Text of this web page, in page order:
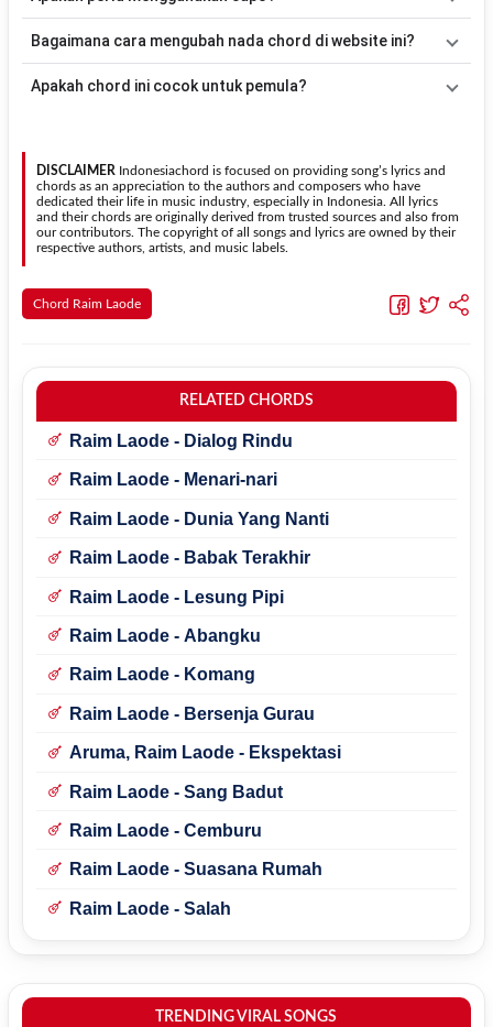
acuan, kamu dapat menggunakan pola
laguIQRO'.
kunci dasarC. Jika ingin mengikuti nada asli penyanyi, kamu dapat
kebutuhan.
Bagaimana cara mengubah nada chord di website ini?
Transpose (bawah)untuk menurunkan nada. Seluruh chord akan
Apakah chord ini cocok untuk pemula?
tanpa menghilangkan struktur dasar lagu.
DISCLAIMER Indonesiachord is focused on providing song’s lyrics and
chords as an appreciation to the authors and composers who have
dedicated their life in music industry, especially in Indonesia. All lyrics
and their chords are originally derived from trusted sources and also from
our contributors. The copyright of all songs and lyrics are owned by their
respective authors, artists, and music labels.
Chord Raim Laode
RELATED CHORDS
Raim Laode - Dialog Rindu
Raim Laode - Menari-nari
Raim Laode - Dunia Yang Nanti
Raim Laode - Babak Terakhir
Raim Laode - Lesung Pipi
Raim Laode - Abangku
Raim Laode - Komang
Raim Laode - Bersenja Gurau
Aruma, Raim Laode - Ekspektasi
Raim Laode - Sang Badut
Raim Laode - Cemburu
Raim Laode - Suasana Rumah
Raim Laode - Salah
TRENDING VIRAL SONGS